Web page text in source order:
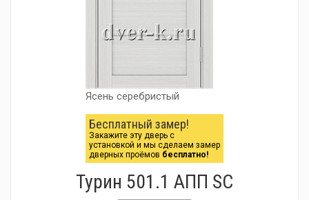
Ясень серебристый
Бесплатный замер!
Закажите эту дверь с
установкой и мы сделаем замер
дверных проёмов бесплатно!
Турин 501.1 АПП SC